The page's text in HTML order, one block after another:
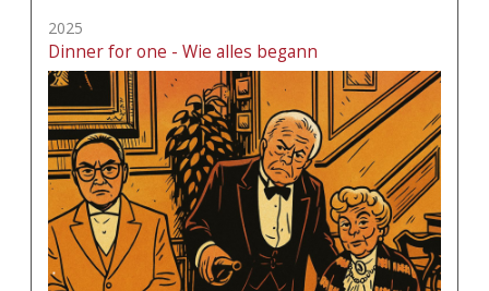
2025
Dinner for one - Wie alles begann